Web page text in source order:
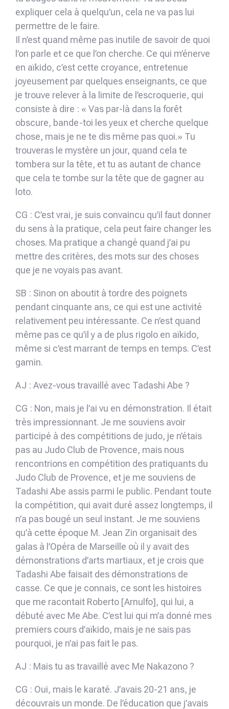
expliquer cela à quelqu’un, cela ne va pas lui
permettre de le faire.
Il n’est quand même pas inutile de savoir de quoi
l’on parle et ce que l’on cherche. Ce qui m’énerve
en aïkido, c’est cette croyance, entretenue
joyeusement par quelques enseignants, ce que
je trouve relever à la limite de l’escroquerie, qui
consiste à dire : « Vas par-là dans la forêt
obscure, bande-toi les yeux et cherche quelque
chose, mais je ne te dis même pas quoi.» Tu
trouveras le mystère un jour, quand cela te
tombera sur la tête, et tu as autant de chance
que cela te tombe sur la tête que de gagner au
loto.
CG : C’est vrai, je suis convaincu qu’il faut donner
du sens à la pratique, cela peut faire changer les
choses. Ma pratique a changé quand j’ai pu
mettre des critères, des mots sur des choses
que je ne voyais pas avant.
SB : Sinon on aboutit à tordre des poignets
pendant cinquante ans, ce qui est une activité
relativement peu intéressante. Ce n’est quand
même pas ce qu’il y a de plus rigolo en aïkido,
même si c’est marrant de temps en temps. C’est
gamin.
AJ : Avez-vous travaillé avec Tadashi Abe ?
CG : Non, mais je l’ai vu en démonstration. Il était
très impressionnant. Je me souviens avoir
participé à des compétitions de judo, je n’étais
pas au Judo Club de Provence, mais nous
rencontrions en compétition des pratiquants du
Judo Club de Provence, et je me souviens de
Tadashi Abe assis parmi le public. Pendant toute
la compétition, qui avait duré assez longtemps, il
n’a pas bougé un seul instant. Je me souviens
qu’à cette époque M. Jean Zin organisait des
galas à l’Opéra de Marseille où il y avait des
démonstrations d’arts martiaux, et je crois que
Tadashi Abe faisait des démonstrations de
casse. Ce que je connais, ce sont les histoires
que me racontait Roberto [Arnulfo], qui lui, a
débuté avec Me Abe. C’est lui qui m’a donné mes
premiers cours d’aïkido, mais je ne sais pas
pourquoi, je n’ai pas fait le pas.
AJ : Mais tu as travaillé avec Me Nakazono ?
CG : Oui, mais le karaté. J’avais 20-21 ans, je
découvrais un monde. De l’éducation que j’avais